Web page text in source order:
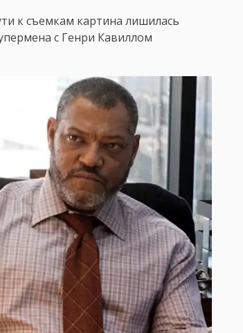
к съемкам картина лишилась
с Генри Кавиллом